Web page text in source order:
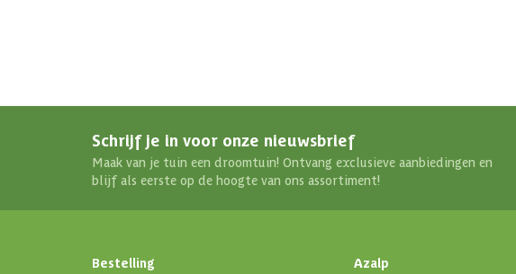
Schrijf je in voor onze nieuwsbrief
Maak van je tuin een droomtuin! Ontvang exclusieve aanbiedingen en
blijf als eerste op de hoogte van ons assortiment!
Bestelling Azalp